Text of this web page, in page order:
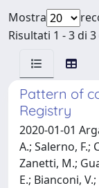
Mostra
Risultati 1 - 3 di
Pattern of
Registry
2020-01-01
A.; Salerno, F.;
Zanetti, M.;
E.; Bianconi,